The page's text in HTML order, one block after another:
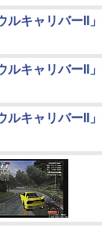
ルキャリバーII
ルキャリバーII
ルキャリバーII